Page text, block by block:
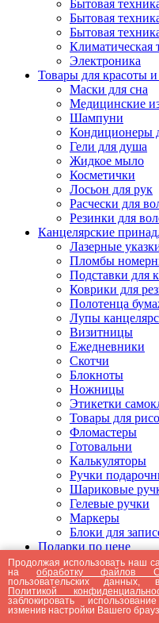
Бытовая
Бытовая
Бытовая
Климатическая
Электроника
Товары для красоты и
Маски для сна
Медицинские
Шампуни
Кондиционеры
Гели для душа
Жидкое мыло
Косметички
Лосьон для рук
Расчески для
Резинки для
Канцелярские
Лазерные
Пломбы
Подставки для
Коврики для
Полотенца
Лупы
Визитницы
Ежедневники
Скотчи
Блокноты
Ножницы
Этикетки
Товары для
Фломастеры
Готовальни
Калькуляторы
Ручки
Шариковые
Гелевые ручки
Маркеры
Блоки для
Подарки по цене
Подарки от
Подарки до
Подарки до
Подарки до
Подарки до 1000
Продолжая использовать наш
наобработку файлов
пользовательских данных,
Политикой
заблокировать
изменив настройки Вашего